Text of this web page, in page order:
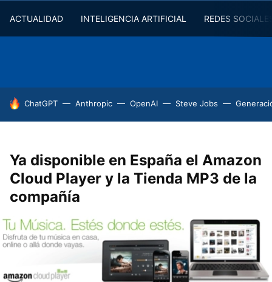
ACTUALIDAD INTELIGENCIA ARTIFICIAL REDES
HOY SE HABLA DE
ChatGPT Anthropic OpenAI Steve Jobs
Ya disponible en España el Amazon
Cloud Player y la Tienda MP3 de la
compañía